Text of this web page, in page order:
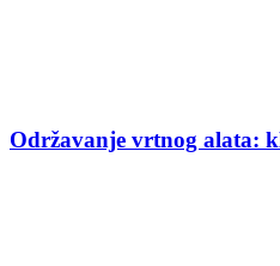
Održavanje vrtnog alata: